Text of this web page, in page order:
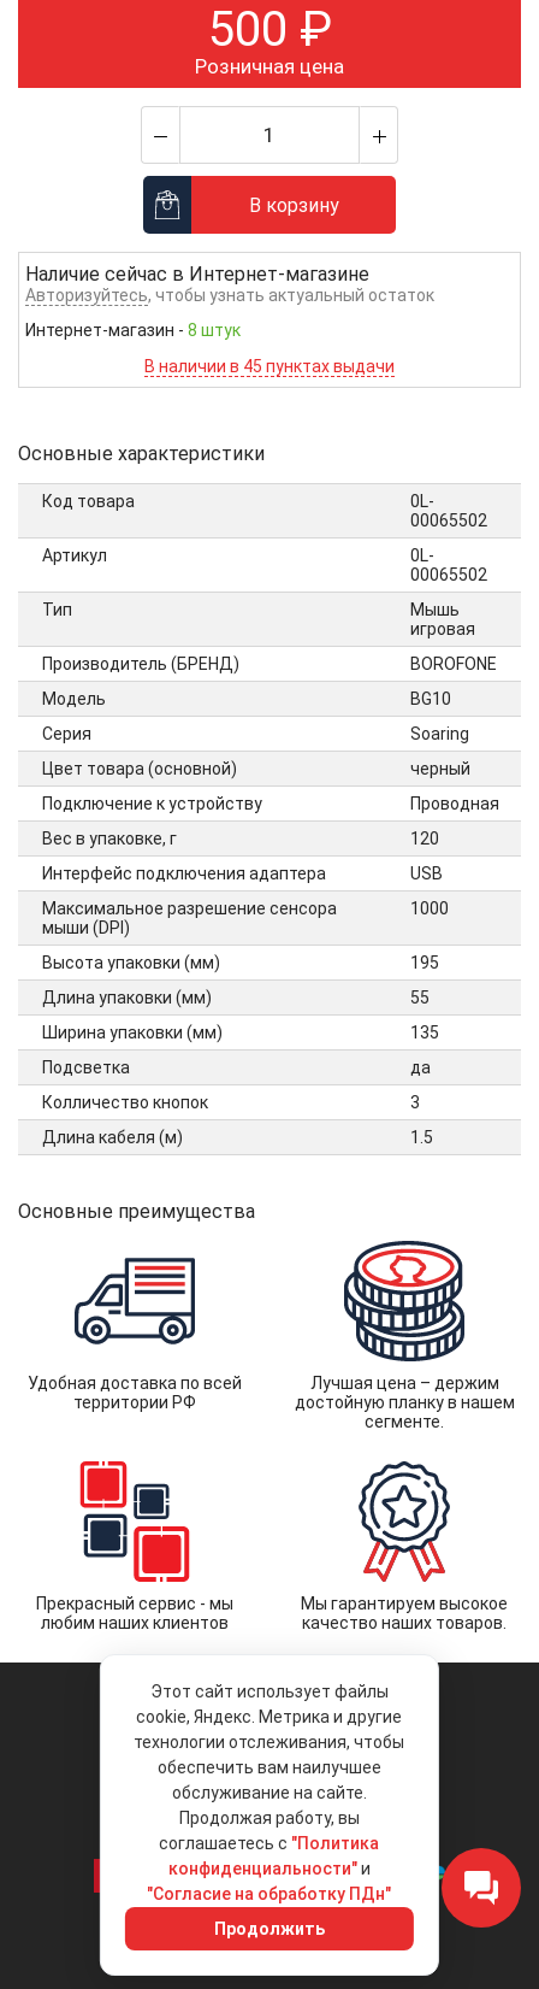
500 ₽
Розничная цена
В корзину
Наличие сейчас в Интернет-магазине
Авторизуйтесь, чтобы узнать актуальный остаток
Интернет-магазин - 8 штук
В наличии в 45 пунктах выдачи
Основные характеристики
Код товара
0L-
00065502
Артикул
0L-
00065502
Тип
Мышь
игровая
Производитель (БРЕНД)
BOROFONE
Модель
BG10
Серия
Soaring
Цвет товара (основной)
черный
Подключение к устройству
Проводная
Вес в упаковке, г
120
Интерфейс подключения адаптера
USB
Максимальное разрешение сенсора
мыши (DPI)
1000
Высота упаковки (мм)
195
Длина упаковки (мм)
55
Ширина упаковки (мм)
135
Подсветка
да
Колличество кнопок
3
Длина кабеля (м)
1.5
Основные преимущества
Удобная доставка по всей
территории РФ
Лучшая цена – держим
достойную планку в нашем
сегменте.
Прекрасный сервис - мы
любим наших клиентов
Мы гарантируем высокое
качество наших товаров.
© 2026 «Liberty Project».
Аксессуары и запчасти оптом.
Положение об обработке и защите
персональных данных
Интернет-магазин
+7 (495) 792-792-8
Этот сайт использует файлы
cookie, Яндекс. Метрика и другие
технологии отслеживания, чтобы
обеспечить вам наилучшее
обслуживание на сайте.
Продолжая работу, вы
соглашаетесь с "Политика
конфиденциальности"и
"Согласие на обработку ПДн"